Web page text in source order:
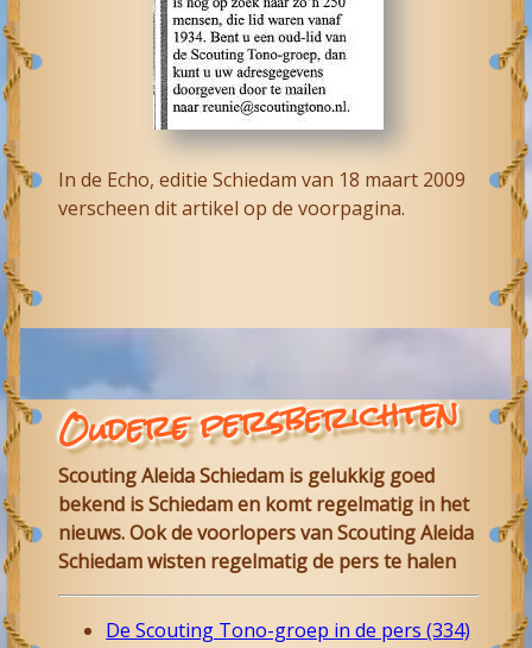
In de Echo, editie Schiedam van 18 maart 2009
verscheen dit artikel op de voorpagina.
Oudere persberichten
Scouting Aleida Schiedam is gelukkig goed
bekend is Schiedam en komt regelmatig in het
nieuws. Ook de voorlopers van Scouting Aleida
Schiedam wisten regelmatig de pers te halen
De Scouting Tono-groep in de pers (334)